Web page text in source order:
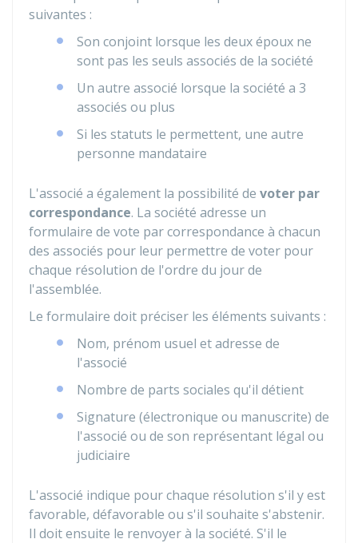
suivantes :
Son conjoint lorsque les deux époux ne
sont pas les seuls associés de la société
Un autre associé lorsque la société a 3
associés ou plus
Si les statuts le permettent, une autre
personne mandataire
L'associé a également la possibilité de voter par
correspondance. La société adresse un
formulaire de vote par correspondance à chacun
des associés pour leur permettre de voter pour
chaque résolution de l'ordre du jour de
l'assemblée.
Le formulaire doit préciser les éléments suivants :
Nom, prénom usuel et adresse de
l'associé
Nombre de parts sociales qu'il détient
Signature (électronique ou manuscrite) de
l'associé ou de son représentant légal ou
judiciaire
L'associé indique pour chaque résolution s'il y est
favorable, défavorable ou s'il souhaite s'abstenir.
Il doit ensuite le renvoyer à la société. S'il le